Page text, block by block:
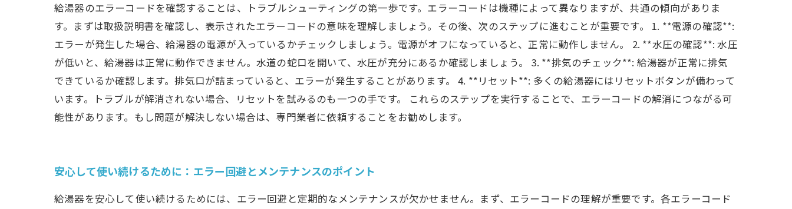
給湯器のエラーコードを確認することは、トラブルシューティングの第一歩です。エラーコードは機種によって異なりますが、共通の傾向がありま
す。まずは取扱説明書を確認し、表示されたエラーコードの意味を理解しましょう。その後、次のステップに進むことが重要です。 1. **電源の確認**:
エラーが発生した場合、給湯器の電源が入っているかチェックしましょう。電源がオフになっていると、正常に動作しません。 2. **水圧の確認**: 水圧
が低いと、給湯器は正常に動作できません。水道の蛇口を開いて、水圧が充分にあるか確認しましょう。 3. **排気のチェック**: 給湯器が正常に排気
できているか確認します。排気口が詰まっていると、エラーが発生することがあります。 4. **リセット**: 多くの給湯器にはリセットボタンが備わって
います。トラブルが解消されない場合、リセットを試みるのも一つの手です。 これらのステップを実行することで、エラーコードの解消につながる可
能性があります。もし問題が解決しない場合は、専門業者に依頼することをお勧めします。
安心して使い続けるために：エラー回避とメンテナンスのポイント
給湯器を安心して使い続けるためには、エラー回避と定期的なメンテナンスが欠かせません。まず、エラーコードの理解が重要です。各エラーコード